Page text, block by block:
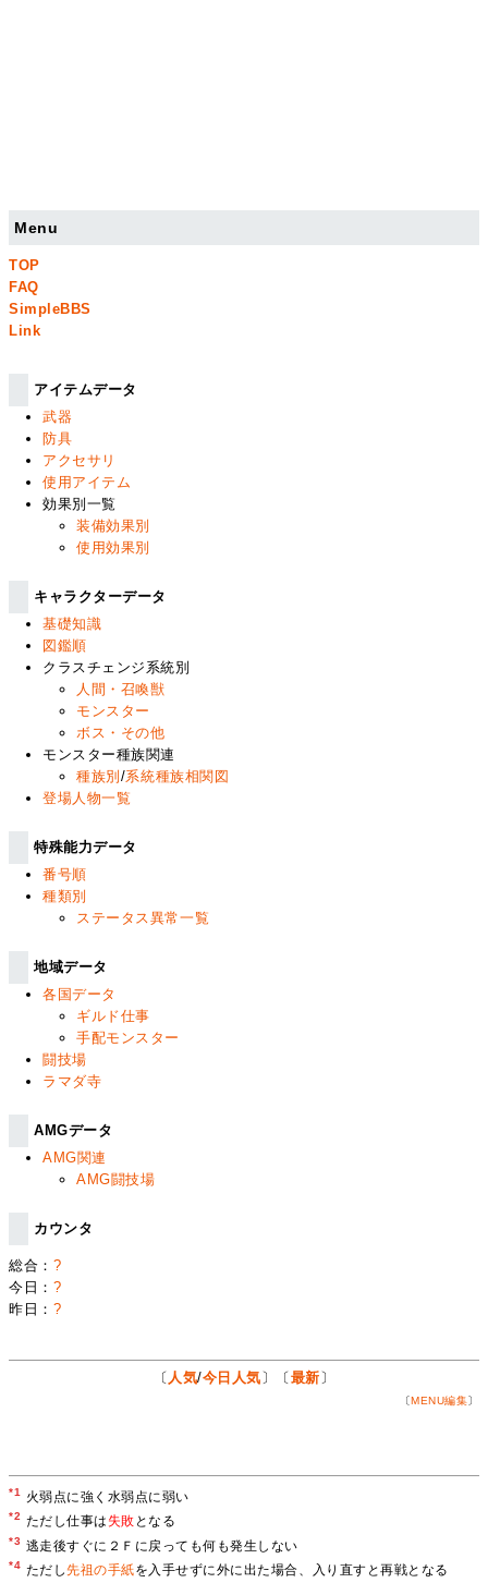
Menu
TOP
FAQ
SimpleBBS
Link
アイテムデータ
武器
防具
アクセサリ
使用アイテム
効果別一覧
装備効果別
使用効果別
キャラクターデータ
基礎知識
図鑑順
クラスチェンジ系統別
人間・召喚獣
モンスター
ボス・その他
モンスター種族関連
種族別 /系統種族相関図
登場人物一覧
特殊能力データ
番号順
種類別
ステータス異常一覧
地域データ
各国データ
ギルド仕事
手配モンスター
闘技場
ラマダ寺
AMGデータ
AMG関連
AMG闘技場
カウンタ
総合： ?
今日： ?
昨日： ?
〔 人気/今日人気 〕〔 最新 〕
〔 MENU編集〕
*1 火弱点に強く水弱点に弱い
*2 ただし仕事は 失敗 となる
*3 逃走後すぐに２Ｆに戻っても何も発生しない
*4 ただし先祖の手紙を入手せずに外に出た場合、入り直すと再戦となる